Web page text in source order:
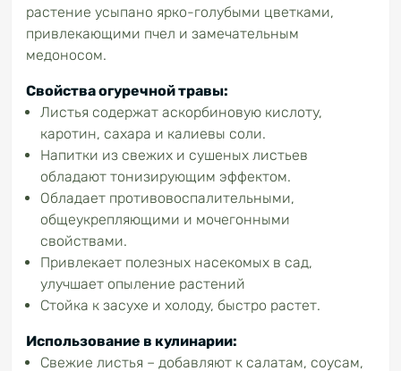
растение усыпано ярко-голубыми цветками,
привлекающими пчел и замечательным
медоносом.
Свойства огуречной травы:
Листья содержат аскорбиновую кислоту,
каротин, сахара и калиевы соли.
Напитки из свежих и сушеных листьев
обладают тонизирующим эффектом.
Обладает противовоспалительными,
общеукрепляющими и мочегонными
свойствами.
Привлекает полезных насекомых в сад,
улучшает опыление растений
Стойка к засухе и холоду, быстро растет.
Использование в кулинарии:
Свежие листья – добавляют к салатам, соусам,